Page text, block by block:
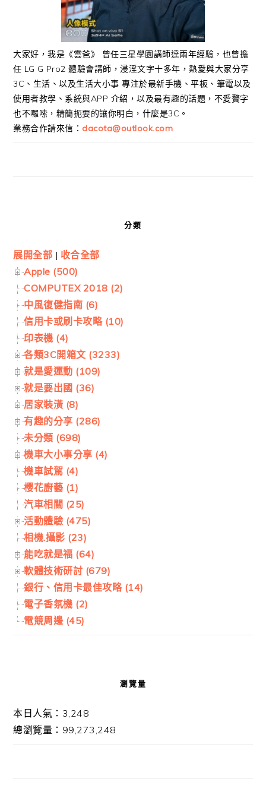
大家好，我是《雲爸》 曾任三星學園講師達兩年經驗，也曾擔
任 LG G Pro2 體驗會講師，浸淫文字十多年，熱愛與大家分享
3C、生活、以及生活大小事 專注於最新手機、平板、筆電以及
使用者教學、系統與APP 介紹，以及最有趣的話題，不愛贅字
也不囉嗦，精簡扼要的讓你明白，什麼是3C。
業務合作請來信： dacota@outlook.com
分類
展開全部 | 收合全部
Apple (500)
COMPUTEX 2018 (2)
中風復健指南 (6)
信用卡或刷卡攻略 (10)
印表機 (4)
各類3C開箱文 (3233)
就是愛運動 (109)
就是要出國 (36)
居家裝潢 (8)
有趣的分享 (286)
未分類 (698)
機車大小事分享 (4)
機車試駕 (4)
櫻花廚藝 (1)
汽車相關 (25)
活動體驗 (475)
相機.攝影 (23)
能吃就是福 (64)
軟體技術研討 (679)
銀行、信用卡最佳攻略 (14)
電子香氛機 (2)
電競周邊 (45)
瀏覽量
本日人氣：3,248
總瀏覽量：99,273,248